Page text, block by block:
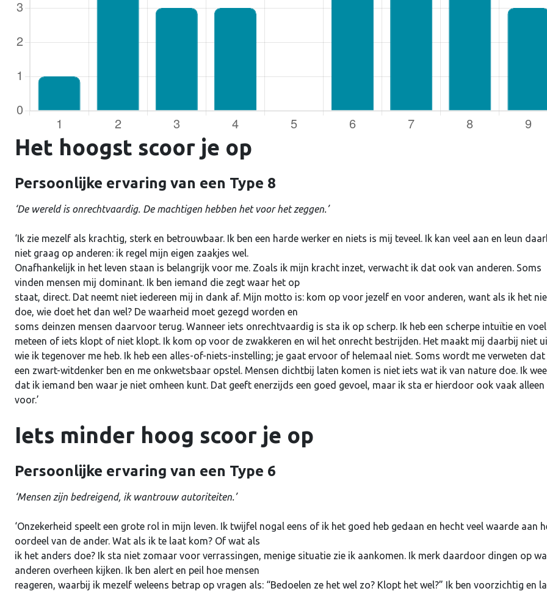
Het hoogst scoor je op
Persoonlijke ervaring van een Type 8
‘De wereld is onrechtvaardig. De machtigen hebben het voor het zeggen.’
‘Ik zie mezelf als krachtig, sterk en betrouwbaar. Ik ben een harde werker en niets is mij teveel. Ik kan veel aan en leun
niet graag op anderen: ik regel mijn eigen zaakjes wel.
Onafhankelijk in het leven staan is belangrijk voor me. Zoals ik mijn kracht inzet, verwacht ik dat ook van anderen. Soms
vinden mensen mij dominant. Ik ben iemand die zegt waar het op
staat, direct. Dat neemt niet iedereen mij in dank af. Mijn motto is: kom op voor jezelf en voor anderen, want als ik het
doe, wie doet het dan wel? De waarheid moet gezegd worden en
soms deinzen mensen daarvoor terug. Wanneer iets onrechtvaardig is sta ik op scherp. Ik heb een scherpe intuïtie en voel
meteen of iets klopt of niet klopt. Ik kom op voor de zwakkeren en wil het onrecht bestrijden. Het maakt mij daarbij niet
wie ik tegenover me heb. Ik heb een alles-of-niets-instelling; je gaat ervoor of helemaal niet. Soms wordt me verweten dat
een zwart-witdenker ben en me onkwetsbaar opstel. Mensen dichtbij laten komen is niet iets wat ik van nature doe. Ik
dat ik iemand ben waar je niet omheen kunt. Dat geeft enerzijds een goed gevoel, maar ik sta er hierdoor ook vaak alleen
voor.’
Iets minder hoog scoor je op
Persoonlijke ervaring van een Type 6
‘Mensen zijn bedreigend, ik wantrouw autoriteiten.’
‘Onzekerheid speelt een grote rol in mijn leven. Ik twijfel nogal eens of ik het goed heb gedaan en hecht veel waarde aan
oordeel van de ander. Wat als ik te laat kom? Of wat als
ik het anders doe? Ik sta niet zomaar voor verrassingen, menige situatie zie ik aankomen. Ik merk daardoor dingen op
anderen overheen kijken. Ik ben alert en peil hoe mensen
reageren, waarbij ik mezelf weleens betrap op vragen als: “Bedoelen ze het wel zo? Klopt het wel?” Ik ben voorzichtig en
Onthouden
Je wachtwoord vergeten?